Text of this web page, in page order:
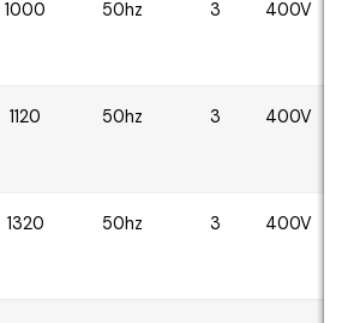
1000 50hz 3 400V
1120 50hz 3 400V
1320 50hz 3 400V